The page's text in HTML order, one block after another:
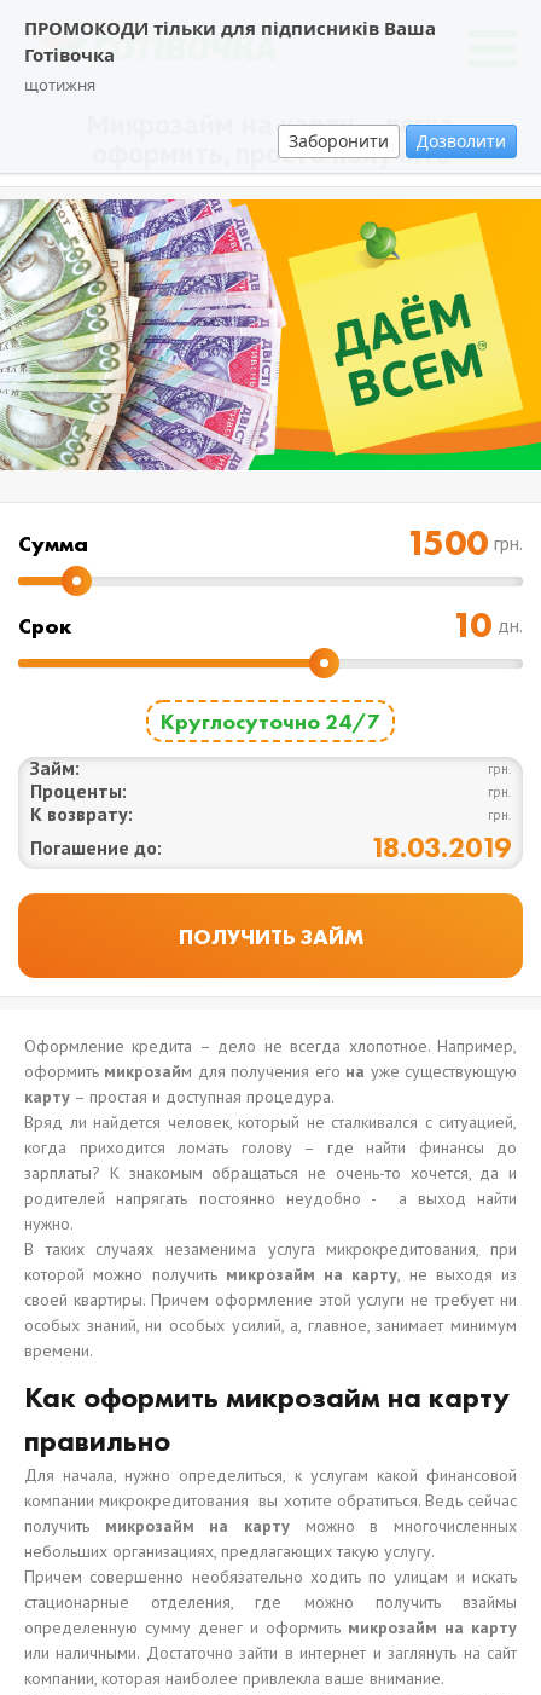
ПРОМОКОДИ тільки для підписників Ваша
Готівочка
щотижня
Заборонити Дозволити
Микрозайм на карту – легко
оформить, просто получить
Cумма грн.
Срок дн.
Круглосуточно 24/7
Займ: грн.
Проценты: грн.
К возврату: грн.
Погашение до: 18.03.2019
Оформление кредита – дело не всегда хлопотное. Например,
оформить микрозайм для получения его на уже существующую
карту – простая и доступная процедура.
Вряд ли найдется человек, который не сталкивался с ситуацией,
когда приходится ломать голову – где найти финансы до
зарплаты? К знакомым обращаться не очень-то хочется, да и
родителей напрягать постоянно неудобно - а выход найти
нужно.
В таких случаях незаменима услуга микрокредитования, при
которой можно получить микрозайм на карту, не выходя из
своей квартиры. Причем оформление этой услуги не требует ни
особых знаний, ни особых усилий, а, главное, занимает минимум
времени.
Как оформить микрозайм на карту
правильно
Для начала, нужно определиться, к услугам какой финансовой
компании микрокредитования вы хотите обратиться. Ведь сейчас
получить микрозайм на карту можно в многочисленных
небольших организациях, предлагающих такую услугу.
Причем совершенно необязательно ходить по улицам и искать
стационарные отделения, где можно получить взаймы
определенную сумму денег и оформить микрозайм на карту
или наличными. Достаточно зайти в интернет и заглянуть на сайт
компании, которая наиболее привлекла ваше внимание.